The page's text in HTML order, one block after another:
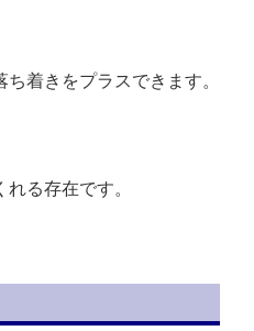
着きをプラスできます。
る存在です。